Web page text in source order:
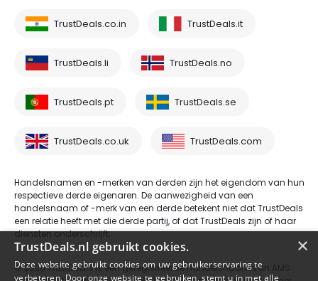
TrustDeals.co.in TrustDeals.it
TrustDeals.li TrustDeals.no
TrustDeals.pt TrustDeals.se
TrustDeals.co.uk TrustDeals.com
Handelsnamen en -merken van derden zijn het eigendom van hun
respectieve derde eigenaren. De aanwezigheid van een
handelsnaam of -merk van een derde betekent niet dat TrustDeals
een relatie heeft met die derde partij, of dat TrustDeals zijn of haar
diensten onderschrijft.
© 2026 TrustDeals is een geregistreerde handelsnaam van AMS
×
TrustDeals.nl gebruikt cookies.
Deze website gebruikt cookies om uw gebruikerservaring te
verbeteren. Door onze website te gebruiken, stemt u in met alle